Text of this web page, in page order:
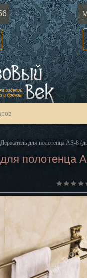
Держатель для полотенца AS-8
полотенца